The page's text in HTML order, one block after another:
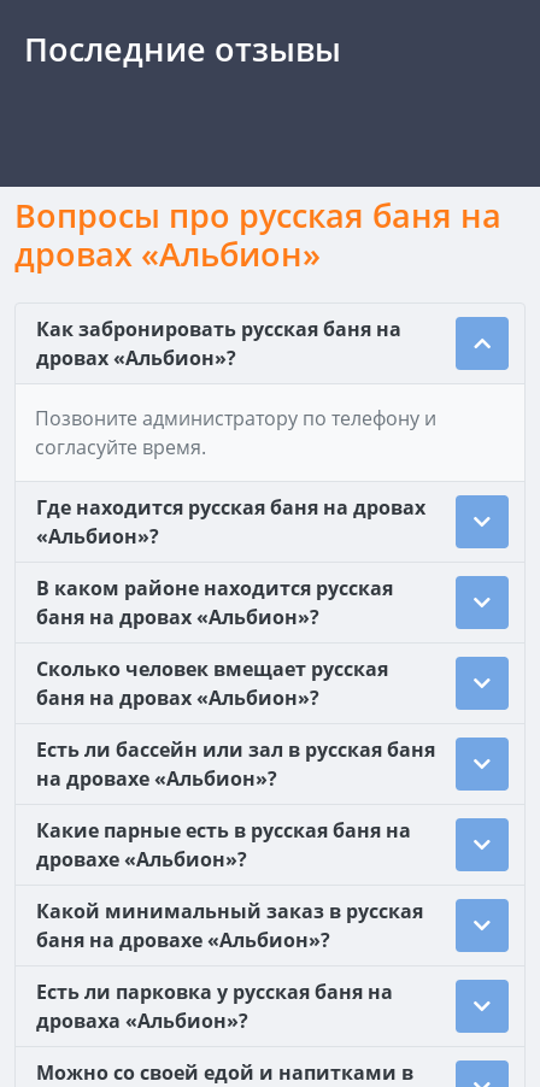
Последние отзывы
Вопросы про русская баня на
дровах «Альбион»
Как забронировать русская баня на
дровах «Альбион»?
Позвоните администратору по телефону и
согласуйте время.
Где находится русская баня на дровах
«Альбион»?
В каком районе находится русская
баня на дровах «Альбион»?
Сколько человек вмещает русская
баня на дровах «Альбион»?
Есть ли бассейн или зал в русская баня
на дровахе «Альбион»?
Какие парные есть в русская баня на
дровахе «Альбион»?
Какой минимальный заказ в русская
баня на дровахе «Альбион»?
Есть ли парковка у русская баня на
дроваха «Альбион»?
Можно со своей едой и напитками в